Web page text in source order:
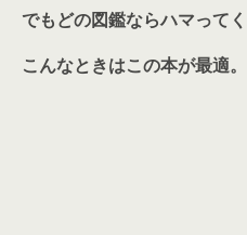
でもどの図鑑ならハマって
こんなときはこの本が最適。